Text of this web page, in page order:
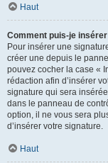
Haut
Comment puis-je
Pour insérer une
créer une depuis le
pouvez cocher la case «
rédaction afin d’insérer
signature qui sera
dans le panneau de
option, il ne vous sera
d’insérer votre signature.
Haut